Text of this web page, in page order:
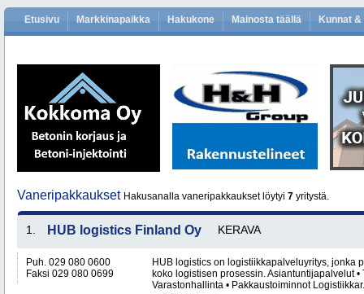
Etusivu Markkinapaikka Hakukone Mainosta täällä Kunnat
Vaneripakkaukset Hakusanalla vaneripakkaukset löytyi 7 yritystä.
1. HUB logistics Finland Oy KERAVA
Puh. 029 080 0600
Faksi 029 080 0699
HUB logistics on logistiikkapalveluyritys, jonka
koko logistisen prosessin. Asiantuntijapalvelut •
Varastonhallinta • Pakkaustoiminnot